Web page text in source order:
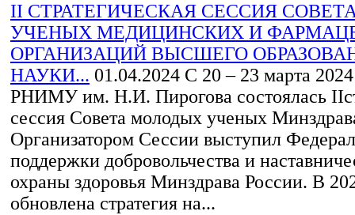
II СТРАТЕГИЧЕСКАЯ СЕССИЯ
УЧЕНЫХ МЕДИЦИНСКИХ И
ОРГАНИЗАЦИЙ ВЫСШЕГО
НАУКИ... 01.04.2024 С 20 – 23 марта 2024
РНИМУ им. Н.И. Пирогова состоялась
сессия Совета молодых ученых
Организатором Сессии выступил
поддержки добровольчества и
охраны здоровья Минздрава России. В
обновлена стратегия на...